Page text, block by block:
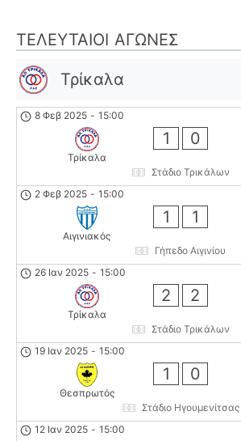
ΤΕΛΕΥΤΑΊΟΙ ΑΓΏΝΕΣ
Τρίκαλα
8 Φεβ 2025 - 15:00
Τρίκαλα
1 0
Στάδιο Τρικάλων
2 Φεβ 2025 - 15:00
Αιγινιακός
1 1
Γήπεδο Αιγινίου
26 Ιαν 2025 - 15:00
Τρίκαλα
2 2
Στάδιο Τρικάλων
19 Ιαν 2025 - 15:00
Θεσπρωτός
1 0
Στάδιο Ηγουμενίτσας
12 Ιαν 2025 - 15:00